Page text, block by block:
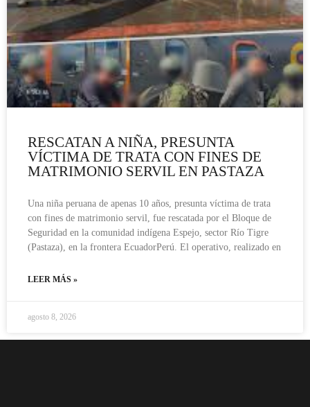
RESCATAN A NIÑA, PRESUNTA
VÍCTIMA DE TRATA CON FINES DE
MATRIMONIO SERVIL EN PASTAZA
Una niña peruana de apenas 10 años, presunta víctima de trata
con fines de matrimonio servil, fue rescatada por el Bloque de
Seguridad en la comunidad indígena Espejo, sector Río Tigre
(Pastaza), en la frontera EcuadorPerú. El operativo, realizado en
LEER MÁS »
agosto 8, 2026